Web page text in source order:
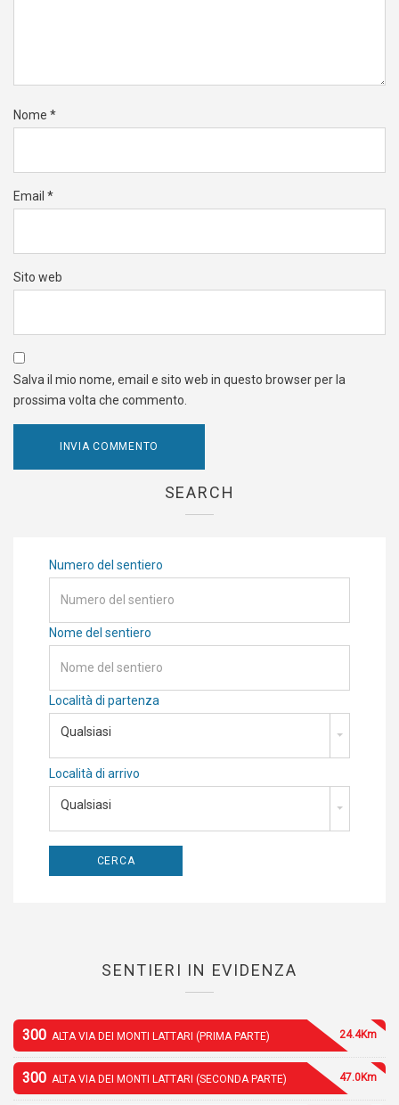
Nome *
Email *
Sito web
Salva il mio nome, email e sito web in questo browser per la
prossima volta che commento.
SEARCH
Numero del sentiero
Nome del sentiero
Località di partenza
Qualsiasi
Località di arrivo
Qualsiasi
SENTIERI IN EVIDENZA
300 ALTA VIA DEI MONTI LATTARI (PRIMA PARTE) 24.4Km
300 ALTA VIA DEI MONTI LATTARI (SECONDA PARTE) 47.0Km